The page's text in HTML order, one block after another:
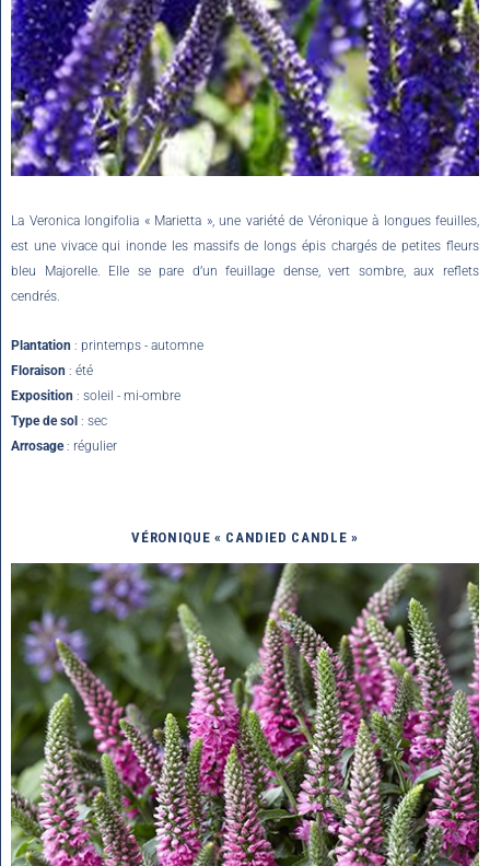
La Veronica longifolia « Marietta », une variété de Véronique à longues feuilles,
est une vivace qui inonde les massifs de longs épis chargés de petites fleurs
bleu Majorelle. Elle se pare d’un feuillage dense, vert sombre, aux reflets
cendrés.
Plantation : printemps - automne
Floraison : été
Exposition : soleil - mi-ombre
Type de sol : sec
Arrosage: régulier
VÉRONIQUE « CANDIED CANDLE »